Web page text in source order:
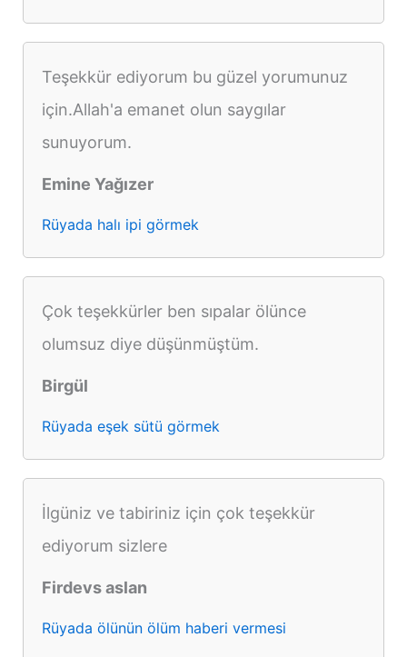
Teşekkür ediyorum bu güzel yorumunuz
için.Allah'a emanet olun saygılar
sunuyorum.
Emine Yağızer
Rüyada halı ipi görmek
Çok teşekkürler ben sıpalar ölünce
olumsuz diye düşünmüştüm.
Birgül
Rüyada eşek sütü görmek
İlgüniz ve tabiriniz için çok teşekkür
ediyorum sizlere
Firdevs aslan
Rüyada ölünün ölüm haberi vermesi